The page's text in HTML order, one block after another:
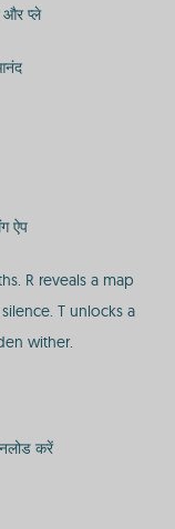
प्ले
ऐप
R reveals a map
T unlocks a
wither.
करें